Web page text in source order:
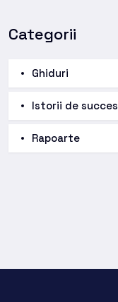
Categorii
Ghiduri
Istorii de succes
Rapoarte